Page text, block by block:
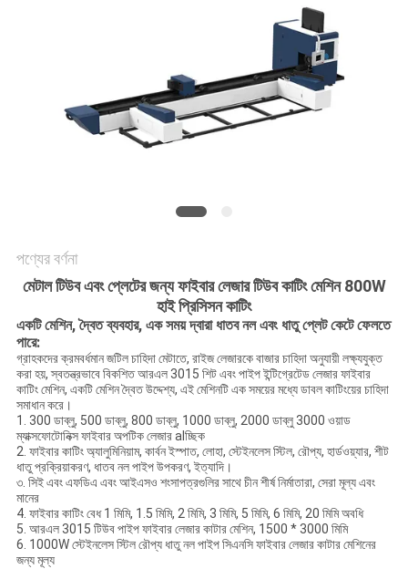
POLICY
পণ্যের বর্ণনা
মেটাল টিউব এবং প্লেটের জন্য ফাইবার লেজার টিউব কাটিং মেশিন 800W
হাই প্রিসিসন কাটিং
একটি মেশিন, দ্বৈত ব্যবহার, এক সময় দ্বারা ধাতব নল এবং ধাতু প্লেট কেটে ফেলতে
পারে:
গ্রাহকদের ক্রমবর্ধমান জটিল চাহিদা মেটাতে, রাইজ লেজারকে বাজার চাহিদা অনুযায়ী লক্ষ্যযুক্ত
করা হয়, স্বতন্ত্রভাবে বিকশিত আরএল 3015 শিট এবং পাইপ ইন্টিগ্রেটেড লেজার ফাইবার
কাটিং মেশিন, একটি মেশিন দ্বৈত উদ্দেশ্য, এই মেশিনটি এক সময়ের মধ্যে ডাবল কাটিংয়ের চাহিদা
সমাধান করে।
1. 300 ডাব্লু, 500 ডাব্লু, 800 ডাব্লু, 1000 ডাব্লু, 2000 ডাব্লু 3000 ওয়াড
ম্যাক্সফোটোনিক্স ফাইবার অপটিক লেজার alচ্ছিক
2. ফাইবার কাটিং অ্যালুমিনিয়াম, কার্বন ইস্পাত, লোহা, স্টেইনলেস স্টিল, রৌপ্য, হার্ডওয়্যার, শীট
ধাতু প্রক্রিয়াকরণ, ধাতব নল পাইপ উপকরণ, ইত্যাদি।
৩. সিই এবং এফডিএ এবং আইএসও শংসাপত্রগুলির সাথে চীন শীর্ষ নির্মাতারা, সেরা মূল্য এবং
মানের
4. ফাইবার কাটিং বেধ 1 মিমি, 1.5 মিমি, 2 মিমি, 3 মিমি, 5 মিমি, 6 মিমি, 20 মিমি অবধি
5. আরএল 3015 টিউব পাইপ ফাইবার লেজার কাটার মেশিন, 1500 * 3000 মিমি
6. 1000W স্টেইনলেস স্টিল রৌপ্য ধাতু নল পাইপ সিএনসি ফাইবার লেজার কাটার মেশিনের
জন্য মূল্য